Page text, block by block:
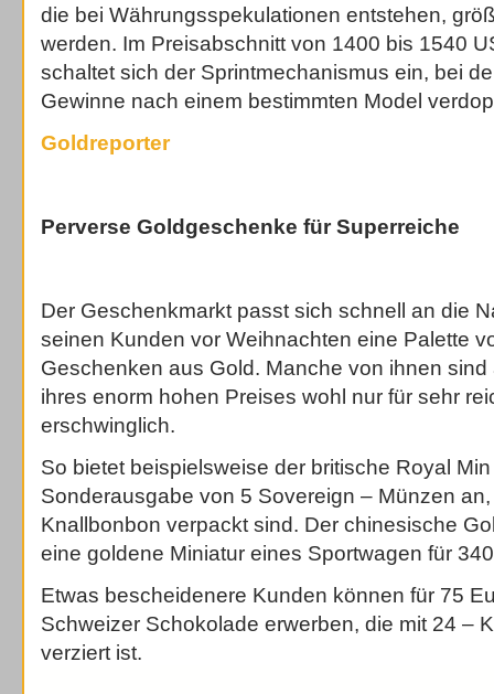
die bei Währungsspekulationen entstehen,
werden. Im Preisabschnitt von 1400 bis 1540
schaltet sich der Sprintmechanismus ein, bei
Gewinne nach einem bestimmten Model
Goldreporter
Perverse Goldgeschenke für Superreiche
Der Geschenkmarkt passt sich schnell an die
seinen Kunden vor Weihnachten eine Palette
Geschenken aus Gold. Manche von ihnen
ihres enorm hohen Preises wohl nur für sehr
erschwinglich.
So bietet beispielsweise der britische Royal
Sonderausgabe von 5 Sovereign – Münzen
Knallbonbon verpackt sind. Der chinesische
eine goldene Miniatur eines Sportwagen für
Etwas bescheidenere Kunden können für 75
Schweizer Schokolade erwerben, die mit 24 –
verziert ist.